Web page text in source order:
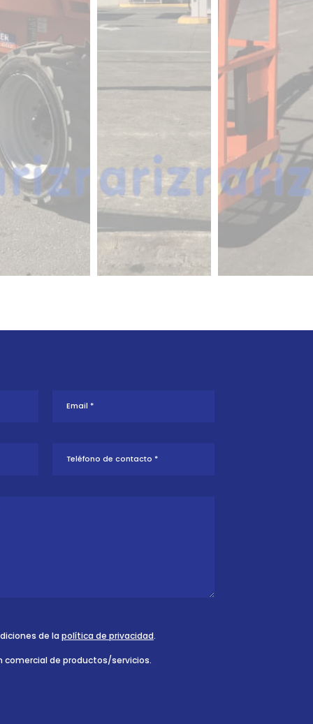
de la política de privacidad.
comercial de productos/servicios.